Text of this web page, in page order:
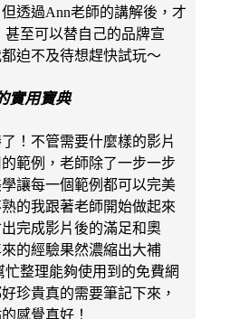
透過Ann老師的講解後，才
甚至可以替自己的品牌宣
迫不及待想趕快試玩～
實用寶典
！不管需要什麼樣的影片
範例，老師除了一步一步
讓每一個範例都可以完美
的我跟著老師開始做起來
完成影片後的滿足和奧
的經驗果然濃縮出大補
忙整理能夠使用到的免費網
珍貴真的需要筆記下來，
感覺真好！